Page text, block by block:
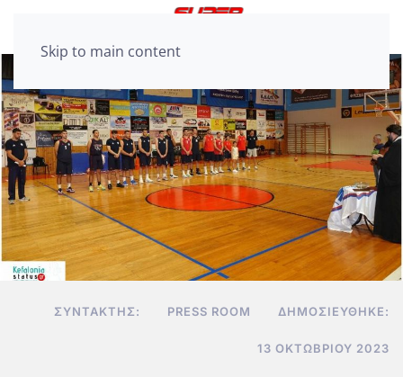
Skip to main content
ΣΥΝΤΆΚΤΗΣ: PRESS ROOM ΔΗΜΟΣΙΕΎΘΗΚΕ:
13 ΟΚΤΩΒΡΊΟΥ 2023